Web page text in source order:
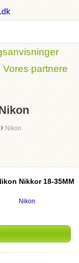
Vores partnere
› Nikon
Nikkor 18-35MM
Nikon